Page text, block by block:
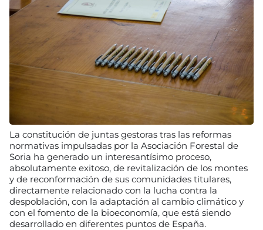
La constitución de juntas gestoras tras las reformas
normativas impulsadas por la Asociación Forestal de
Soria ha generado un interesantísimo proceso,
absolutamente exitoso, de revitalización de los montes
y de reconformación de sus comunidades titulares,
directamente relacionado con la lucha contra la
despoblación, con la adaptación al cambio climático y
con el fomento de la bioeconomía, que está siendo
desarrollado en diferentes puntos de España.